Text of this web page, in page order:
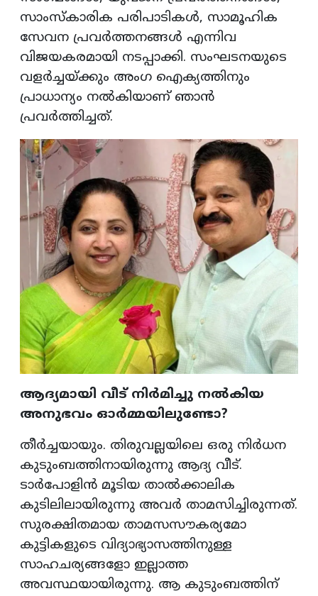
സാംസ്കാരിക പരിപാടികൾ, സാമൂഹിക
സേവന പ്രവർത്തനങ്ങൾ എന്നിവ
വിജയകരമായി നടപ്പാക്കി. സംഘടനയുടെ
വളർച്ചയ്ക്കും അംഗ ഐക്യത്തിനും
പ്രാധാന്യം നൽകിയാണ് ഞാൻ
പ്രവർത്തിച്ചത്.
ആദ്യമായി വീട് നിർമിച്ചു നൽകിയ
അനുഭവം ഓർമ്മയിലുണ്ടോ?
തീർച്ചയായും. തിരുവല്ലയിലെ ഒരു നിർധന
കുടുംബത്തിനായിരുന്നു ആദ്യ വീട്.
ടാർപോളിൻ മൂടിയ താൽക്കാലിക
കുടിലിലായിരുന്നു അവർ താമസിച്ചിരുന്നത്.
സുരക്ഷിതമായ താമസസൗകര്യമോ
കുട്ടികളുടെ വിദ്യാഭ്യാസത്തിനുള്ള
സാഹചര്യങ്ങളോ ഇല്ലാത്ത
അവസ്ഥയായിരുന്നു. ആ കുടുംബത്തിന്